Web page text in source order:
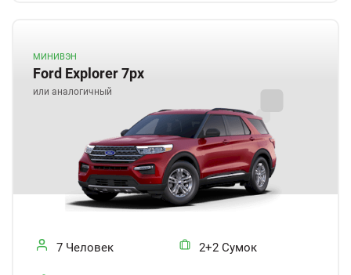
МИНИВЭН
Ford Explorer 7px
или аналогичный
7 Человек 2+2 Сумок